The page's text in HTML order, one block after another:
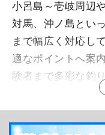
小呂島～壱岐周辺
対馬、沖ノ島とい
まで幅広く対応し
適なポイントへ案
験者まで多彩な釣
には大型キャビン
ポットや電子レン
でも快適に過ごせ